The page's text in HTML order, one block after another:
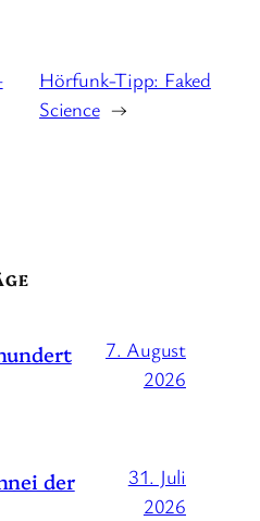
Hörfunk-Tipp: Faked
Science →
7. August
2026
der
31. Juli
2026